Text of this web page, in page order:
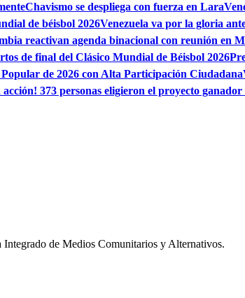
Chavismo se despliega con fuerza en Lara
de béisbol 2026Venezuela va por la gloria
reactivan agenda binacional con reunión en
de final del Clásico Mundial de Béisbol 2026
de 2026 con Alta Participación Ciudadana
acción! 373 personas eligieron el proyecto
de Medios Comunitarios y Alternativos.